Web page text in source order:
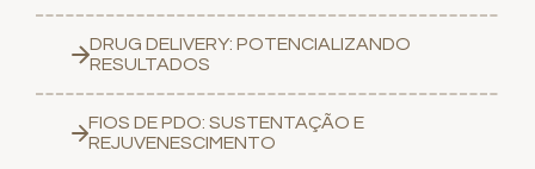
DRUG DELIVERY: POTENCIALIZANDO
RESULTADOS
FIOS DE PDO: SUSTENTAÇÃO E
REJUVENESCIMENTO